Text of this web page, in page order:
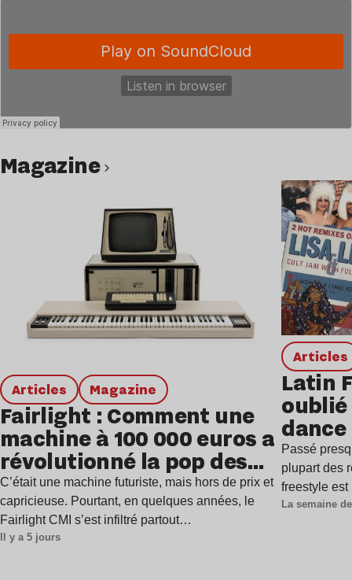
magazine
Articles magazine
Fairlight : Comment une
machine à 100 000 euros a
révolutionné la pop des
années 1980 ?
C’était une machine futuriste, mais hors de prix et
capricieuse. Pourtant, en quelques années, le
Fairlight CMI s’est infiltré partout…
Il y a 5 jours
Articles
Latin
oublié
Passé
plupart des
freestyle
La semaine